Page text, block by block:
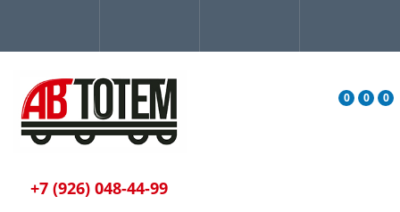
0 0 0
+7 (926) 048-44-99